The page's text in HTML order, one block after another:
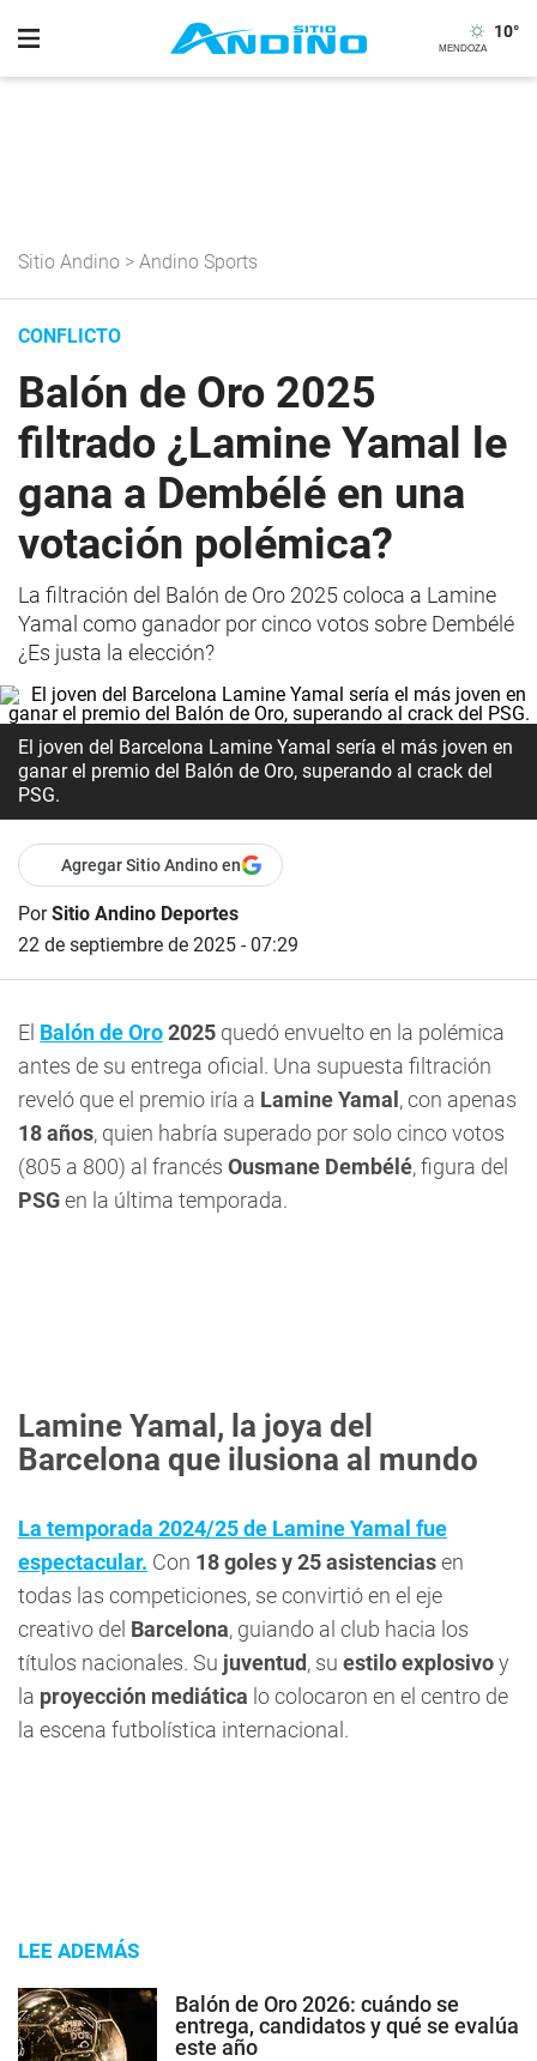
10°
Sitio Andino > Andino Sports
CONFLICTO
Balón de Oro 2025
filtrado ¿Lamine Yamal le
gana a Dembélé en una
votación polémica?
La filtración del Balón de Oro 2025 coloca a Lamine
Yamal como ganador por cinco votos sobre Dembélé
¿Es justa la elección?
El joven del Barcelona Lamine Yamal sería el más joven en
ganar el premio del Balón de Oro, superando al crack del
PSG.
Agregar Sitio Andino en
PorSitio Andino Deportes
22 de septiembre de 2025 - 07:29
El Balón de Oro2025 quedó envuelto en la polémica
antes de su entrega oficial. Una supuesta filtración
reveló que el premio iría a Lamine Yamal , con apenas
18 años, quien habría superado por solo cinco votos
(805 a 800) al francés Ousmane Dembélé, figura del
PSGen la última temporada.
Lamine Yamal, la joya del
Barcelona que ilusiona al mundo
La temporada 2024/25 de Lamine Yamal fue
espectacular. Con 18 goles y 25 asistenciasen
todas las competiciones, se convirtió en el eje
creativo del Barcelona, guiando al club hacia los
títulos nacionales. Su juventud, su estilo explosivoy
la proyección mediática lo colocaron en el centro de
la escena futbolística internacional.
LEE ADEMÁS
Balón de Oro 2026: cuándo se
entrega, candidatos y qué se evalúa
este año